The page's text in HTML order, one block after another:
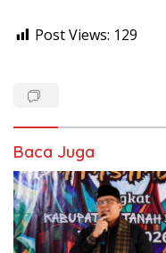
Post Views: 129
Baca Juga